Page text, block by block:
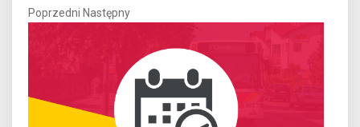
Poprzedni Następny